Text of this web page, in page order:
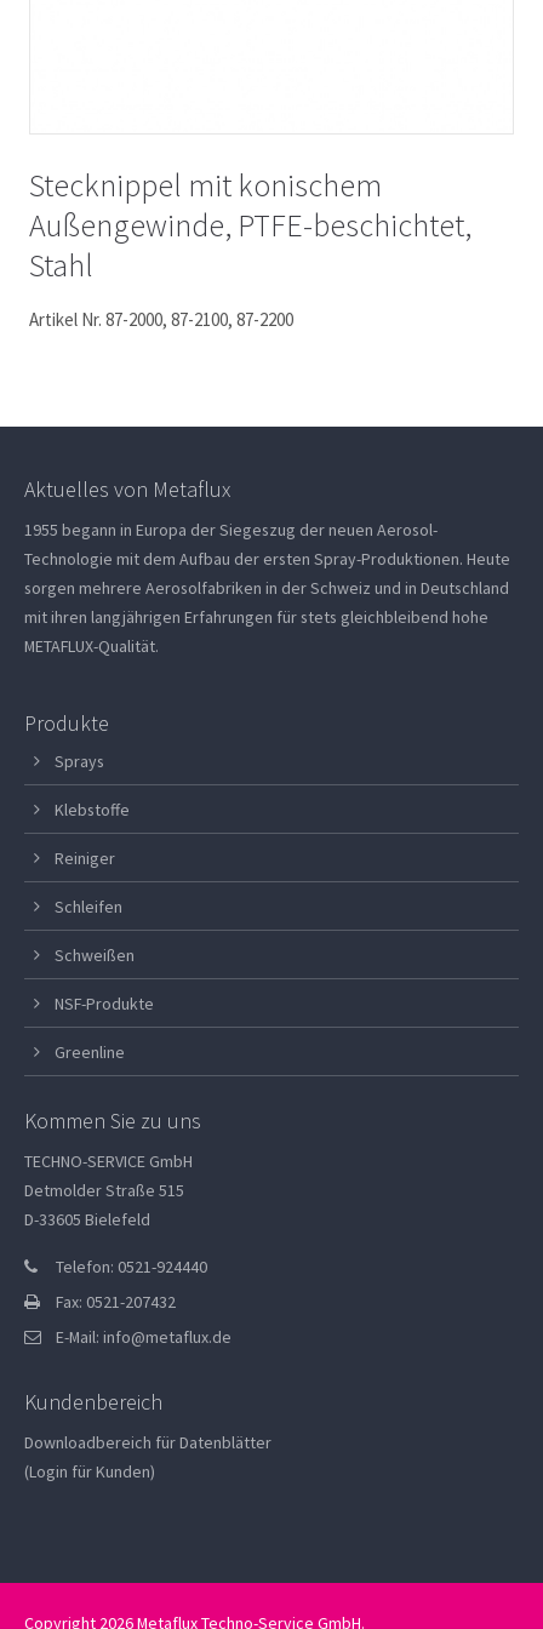
Stecknippel mit konischem
Außengewinde, PTFE-beschichtet,
Stahl
Artikel Nr. 87-2000, 87-2100, 87-2200
Aktuelles von Metaflux
1955 begann in Europa der Siegeszug der neuen Aerosol-
Technologie mit dem Aufbau der ersten Spray-Produktionen. Heute
sorgen mehrere Aerosolfabriken in der Schweiz und in Deutschland
mit ihren langjährigen Erfahrungen für stets gleichbleibend hohe
METAFLUX-Qualität.
Produkte
Sprays
Klebstoffe
Reiniger
Schleifen
Schweißen
NSF-Produkte
Greenline
Kommen Sie zu uns
TECHNO-SERVICE GmbH
Detmolder Straße 515
D-33605 Bielefeld
Telefon: 0521-924440
Fax: 0521-207432
E-Mail: info@metaflux.de
Kundenbereich
Downloadbereich für Datenblätter
(Login für Kunden)
Copyright 2026 Metaflux Techno-Service GmbH.